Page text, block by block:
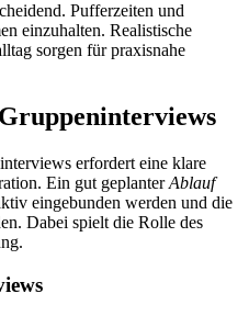
Pufferzeiten und
einzuhalten. Realistische
sorgen für praxisnahe
erfordert eine klare
Ein gut geplanterAblauf
eingebunden werden und die
Dabei spielt die Rolle des